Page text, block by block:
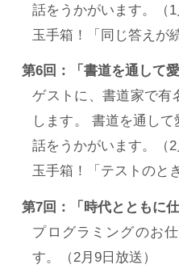
話をうかがいます。（1
玉手箱！「同じ答えが
第6回：「書道を通して
ゲストに、書道家で有
します。 書道を通し
話をうかがいます。（2
玉手箱！「テストのと
第7回：「時代とともに
プログラミングのお
す。（2月9日放送）